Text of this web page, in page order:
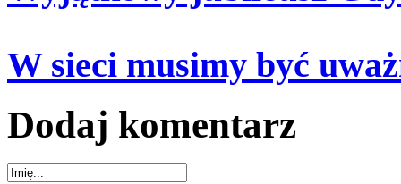
W sieci musimy być
Dodaj komentarz